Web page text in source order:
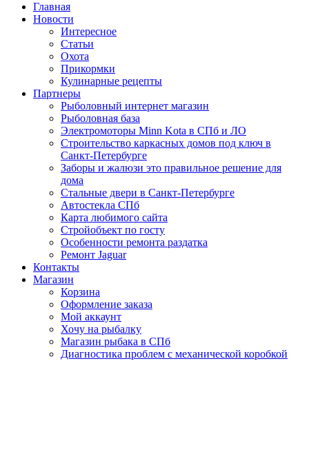
Главная
Новости
Интересное
Статьи
Охота
Прикормки
Кулинарные рецепты
Партнеры
Рыболовный интернет магазин
Рыболовная база
Электромоторы Minn Kota в СПб и ЛО
Строительство каркасных домов под ключ в
Санкт-Петербурге
Заборы и жалюзи это правильное решение для
дома
Стальные двери в Санкт-Петербурге
Автостекла СПб
Карта любимого сайта
Стройобъект по госту
Особенности ремонта раздатка
Ремонт Jaguar
Контакты
Магазин
Корзина
Оформление заказа
Мой аккаунт
Хочу на рыбалку
Магазин рыбака в СПб
Диагностика проблем с механической коробкой